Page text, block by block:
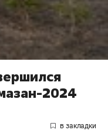
2024